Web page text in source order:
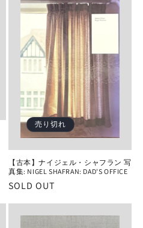
売り切れ
【古本】ナイジェル・シャフラン 写
真集: NIGEL SHAFRAN: DAD'S OFFICE
SOLD OUT